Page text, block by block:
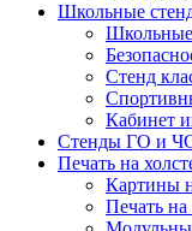
Школьные
Стенд
Кабинет
Стенды ГО и
Печать на
Картины
Печать на